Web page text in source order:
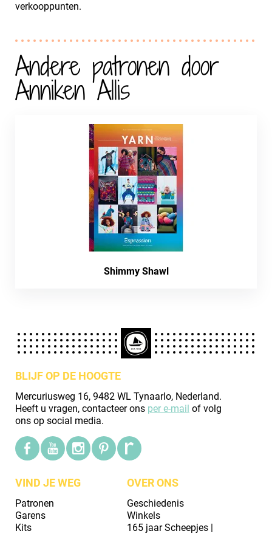
verkooppunten.
Andere patronen door
Anniken Allis
Shimmy Shawl
BLIJF OP DE HOOGTE
Mercuriusweg 16, 9482 WL Tynaarlo, Nederland.
Heeft u vragen, contacteer ons per e-mail of volg
ons op social media.
VIND JE WEG
Patronen
Garens
Kits
OVER ONS
Geschiedenis
Winkels
165 jaar Scheepjes |